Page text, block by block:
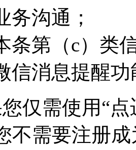
务沟通；
条第（c）类
信消息提醒功
仅需使用“
不需要注册